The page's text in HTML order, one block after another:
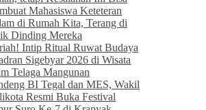
Mahasiswa Keteteran
di Rumah Kita, Terang di
Dinding Mereka
Intip Ritual Ruwat Budaya
Sigebyar 2026 di Wisata
Telaga Mangunan
BI Tegal dan MES, Wakil
Resmi Buka Festival